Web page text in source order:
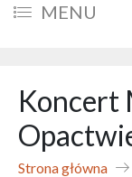
MENU
Koncert
Strona główna